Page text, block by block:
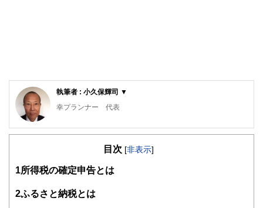
執筆者 : 小久保輝司 ▼
幸プランナー 代表
30数年の営業経験と金融・経済の知識をマッチング納得いく
目次 [非表示]
1 所得税の確定申告とは
2ふるさと納税とは